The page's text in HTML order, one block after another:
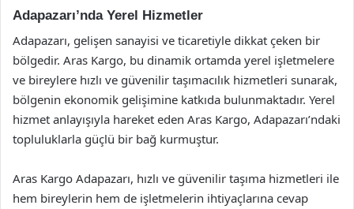
Adapazarı’nda Yerel Hizmetler
Adapazarı, gelişen sanayisi ve ticaretiyle dikkat çeken bir
bölgedir. Aras Kargo, bu dinamik ortamda yerel işletmelere
ve bireylere hızlı ve güvenilir taşımacılık hizmetleri sunarak,
bölgenin ekonomik gelişimine katkıda bulunmaktadır. Yerel
hizmet anlayışıyla hareket eden Aras Kargo, Adapazarı’ndaki
topluluklarla güçlü bir bağ kurmuştur.
Aras Kargo Adapazarı, hızlı ve güvenilir taşıma hizmetleri ile
hem bireylerin hem de işletmelerin ihtiyaçlarına cevap